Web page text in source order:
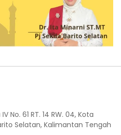
No. 61 RT. 14 RW. 04, Kota
Selatan, Kalimantan Tengah